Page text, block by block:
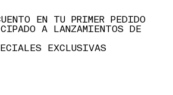
EN TU PRIMER PEDIDO
A LANZAMIENTOS DE
EXCLUSIVAS